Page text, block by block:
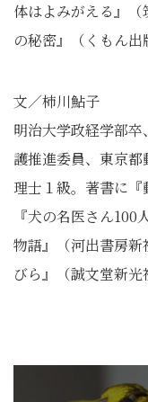
体はよみがえる』
の秘密』（くもん出
文／柿川鮎子
明治大学政経学部
護推進委員、東京
理士１級。著書に『
『犬の名医さん
物語』（河出書房
びら』（誠文堂新光